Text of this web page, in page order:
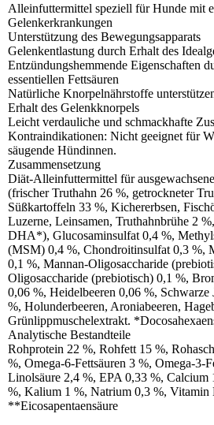
Alleinfuttermittel speziell für Hunde mit
Gelenkerkrankungen
Unterstützung des Bewegungsapparats
Gelenkentlastung durch Erhalt des
Entzündungshemmende Eigenschaften
essentiellen Fettsäuren
Natürliche Knorpelnährstoffe
Erhalt des Gelenkknorpels
Leicht verdauliche und schmackhafte
Kontraindikationen: Nicht geeignet für
säugende Hündinnen.
Zusammensetzung
Diät-Alleinfuttermittel für
(frischer Truthahn 26 %, getrockneter
Süßkartoffeln 33 %, Kichererbsen,
Luzerne, Leinsamen, Truthahnbrühe 2
DHA*), Glucosaminsulfat 0,4 %,
(MSM) 0,4 %, Chondroitinsulfat 0,3 %,
0,1 %, Mannan-Oligosaccharide
Oligosaccharide (prebiotisch) 0,1 %,
0,06 %, Heidelbeeren 0,06 %, Schwarze
%, Holunderbeeren, Aroniabeeren,
Grünlippmuschelextrakt.
Analytische Bestandteile
Rohprotein 22 %, Rohfett 15 %,
%, Omega-6-Fettsäuren 3 %, Omega-3-
Linolsäure 2,4 %, EPA 0,33 %, Calcium
%, Kalium 1 %, Natrium 0,3 %, Vitamin
**Eicosapentaensäure